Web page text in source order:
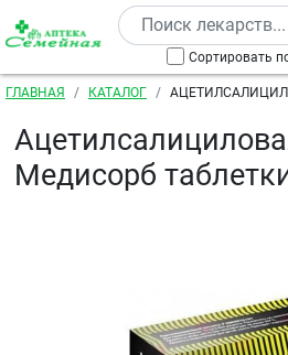
Перейти к основному содержанию
Сортировать
Строка навигации
ГЛАВНАЯ КАТАЛОГ
Медисорб